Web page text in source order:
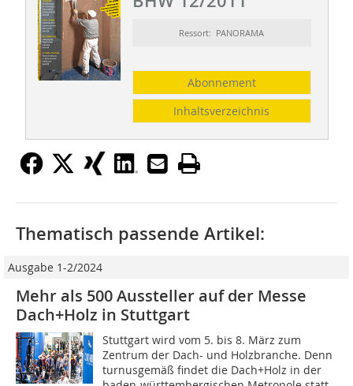
Ressort: PANORAMA
Abonnement
Inhaltsverzeichnis
Thematisch passende Artikel:
Ausgabe 1-2/2024
Mehr als 500 Aussteller auf der Messe
Dach+Holz in Stuttgart
Stuttgart wird vom 5. bis 8. März zum
Zentrum der Dach- und Holzbranche. Denn
turnusgemäß findet die Dach+Holz in der